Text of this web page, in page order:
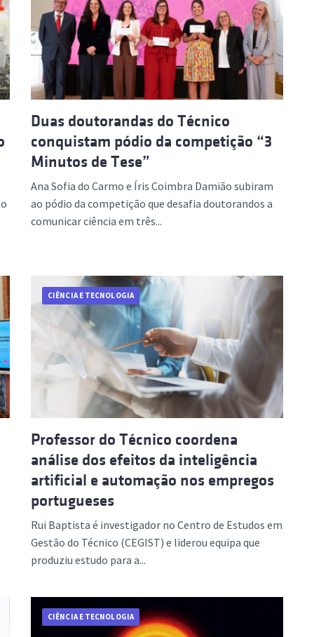
Duas doutorandas do Técnico
conquistam pódio da competição “3
Minutos de Tese”
Ana Sofia do Carmo e Íris Coimbra Damião subiram
ao pódio da competição que desafia doutorandos a
comunicar ciência em três...
CIÊNCIA E TECNOLOGIA
Professor do Técnico coordena
análise dos efeitos da inteligência
artificial e automação nos empregos
portugueses
Rui Baptista é investigador no Centro de Estudos em
Gestão do Técnico (CEGIST) e liderou equipa que
produziu estudo para a...
CIÊNCIA E TECNOLOGIA